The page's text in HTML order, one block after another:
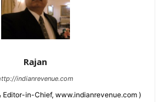
Rajan
indianrevenue.com
Editor-in-Chief, www.indianrevenue.com )